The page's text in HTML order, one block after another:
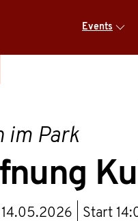
Events
im Park
14.05.2026 Start